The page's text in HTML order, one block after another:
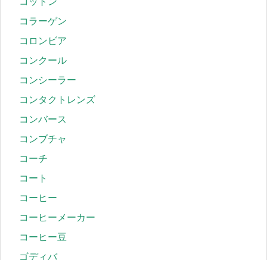
コラーゲン
コロンビア
コンクール
コンシーラー
コンタクトレンズ
コンバース
コンブチャ
コーチ
コート
コーヒー
コーヒーメーカー
コーヒー豆
ゴディバ